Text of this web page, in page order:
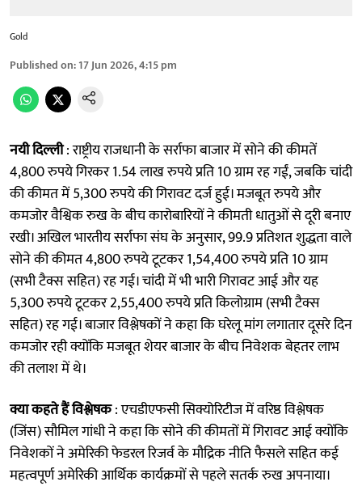
Gold
Published on:17 Jun 2026, 4:15 pm
नयी दिल्ली: राष्ट्रीय राजधानी के सर्राफा बाजार में सोने की कीमतें
4,800 रुपये गिरकर 1.54 लाख रुपये प्रति 10 ग्राम रह गईं, जबकि चांदी
की कीमत में 5,300 रुपये की गिरावट दर्ज हुई। मजबूत रुपये और
कमजोर वैश्विक रुख के बीच कारोबारियों ने कीमती धातुओं से दूरी बनाए
रखी। अखिल भारतीय सर्राफा संघ के अनुसार, 99.9 प्रतिशत शुद्धता वाले
सोने की कीमत 4,800 रुपये टूटकर 1,54,400 रुपये प्रति 10 ग्राम
(सभी टैक्स सहित) रह गई। चांदी में भी भारी गिरावट आई और यह
5,300 रुपये टूटकर 2,55,400 रुपये प्रति किलोग्राम (सभी टैक्स
सहित) रह गई। बाजार विश्लेषकों ने कहा कि घरेलू मांग लगातार दूसरे दिन
कमजोर रही क्योंकि मजबूत शेयर बाजार के बीच निवेशक बेहतर लाभ
की तलाश में थे।
क्या कहते हैं विश्लेषक: एचडीएफसी सिक्योरिटीज में वरिष्ठ विश्लेषक
(जिंस) सौमिल गांधी ने कहा कि सोने की कीमतों में गिरावट आई क्योंकि
निवेशकों ने अमेरिकी फेडरल रिजर्व के मौद्रिक नीति फैसले सहित कई
महत्वपूर्ण अमेरिकी आर्थिक कार्यक्रमों से पहले सतर्क रुख अपनाया।